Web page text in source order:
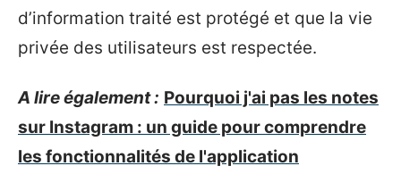
d’information traité est protégé et que la vie
privée des utilisateurs est respectée.
A lire également : Pourquoi j'ai pas les notes
sur Instagram : un guide pour comprendre
les fonctionnalités de l'application